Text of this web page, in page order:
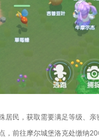
居民，获取需要满足等级、
，前往摩尔城堡洛克处缴纳